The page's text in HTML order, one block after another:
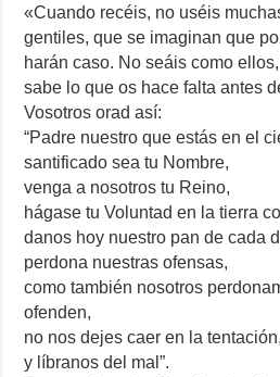
«Cuando recéis, no uséis
gentiles, que se imaginan que
harán caso. No seáis como
sabe lo que os hace falta antes
Vosotros orad así:
“Padre nuestro que estás en el
santificado sea tu Nombre,
venga a nosotros tu Reino,
hágase tu Voluntad en la tierra
danos hoy nuestro pan de cada
perdona nuestras ofensas,
como también nosotros
ofenden,
no nos dejes caer en la tentación,
y líbranos del mal”.